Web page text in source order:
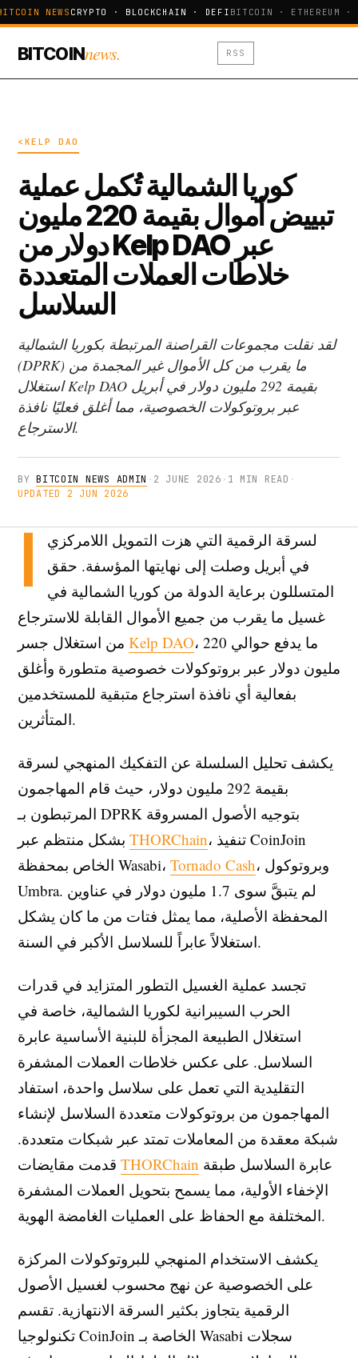
NEWS CRYPTO · BLOCKCHAIN · DEFI BITCOIN · ETHEREUM ·
BITCOINnews. RSS
<KELP DAO
كوريا الشمالية تُكمل عملية
تبييض أموال بقيمة 220 مليون
دولار من Kelp DAO عبر
خلاطات العملات المتعددة
السلاسل
لقد نقلت مجموعات القراصنة المرتبطة بكوريا الشمالية
(DPRK) ما يقرب من كل الأموال غير المجمدة من
استغلال Kelp DAO بقيمة 292 مليون دولار في أبريل
عبر بروتوكولات الخصوصية، مما أغلق فعليًا نافذة
الاسترجاع.
BYBITCOIN NEWS ADMIN · 2 JUNE 2026 · 1 MIN READ ·
UPDATED 2 JUN 2026
لسرقة الرقمية التي هزت التمويل اللامركزي
في أبريل وصلت إلى نهايتها المؤسفة. حقق
المتسللون برعاية الدولة من كوريا الشمالية في
غسيل ما يقرب من جميع الأموال القابلة للاسترجاع
Kelp DAO، ما يدفع حوالي 220
مليون دولار عبر بروتوكولات خصوصية متطورة وأغلق
بفعالية أي نافذة استرجاع متبقية للمستخدمين
المتأثرين.
يكشف تحليل السلسلة عن التفكيك المنهجي لسرقة
بقيمة 292 مليون دولار، حيث قام المهاجمون
المرتبطون بـ DPRK بتوجيه الأصول المسروقة
THORChain، تنفيذ CoinJoin
الخاص بمحفظة Wasabi، Tornado Cash، وبروتوكول
Umbra. لم يتبقَّ سوى 1.7 مليون دولار في عناوين
المحفظة الأصلية، مما يمثل فتات من ما كان يشكل
استغلالاً عابراً للسلاسل الأكبر في السنة.
تجسد عملية الغسيل التطور المتزايد في قدرات
الحرب السيبرانية لكوريا الشمالية، خاصة في
استغلال الطبيعة المجزأة للبنية الأساسية عابرة
السلاسل. على عكس خلاطات العملات المشفرة
التقليدية التي تعمل على سلاسل واحدة، استفاد
المهاجمون من بروتوكولات متعددة السلاسل لإنشاء
شبكة معقدة من المعاملات تمتد عبر شبكات متعددة.
THORChain
الإخفاء الأولية، مما يسمح بتحويل العملات المشفرة
المختلفة مع الحفاظ على العمليات الغامضة الهوية.
يكشف الاستخدام المنهجي للبروتوكولات المركزة
على الخصوصية عن نهج محسوب لغسيل الأصول
الرقمية يتجاوز بكثير السرقة الانتهازية. تقسم
تكنولوجيا CoinJoin الخاصة بـ Wasabi سجلات